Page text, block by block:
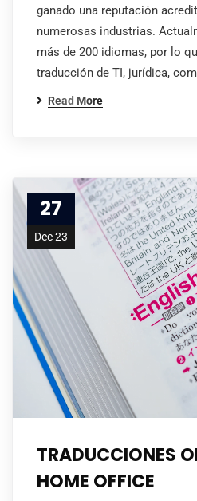
ganado una reputación
numerosas industrias.
más de 200 idiomas, por lo
traducción de TI, jurídica,
Read More
27
Dec 23
TRADUCCIONES
HOME OFFICE